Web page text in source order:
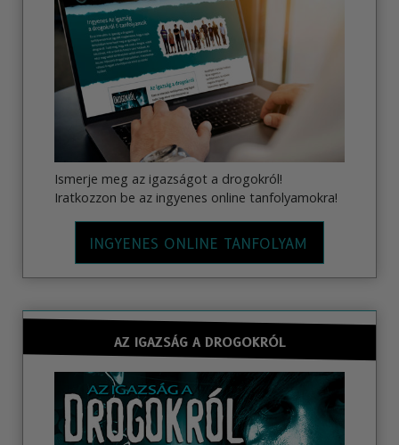
Ismerje meg az igazságot a drogokról!
Iratkozzon be az ingyenes online tanfolyamokra!
INGYENES ONLINE TANFOLYAM
AZ IGAZSÁG A DROGOKRÓL